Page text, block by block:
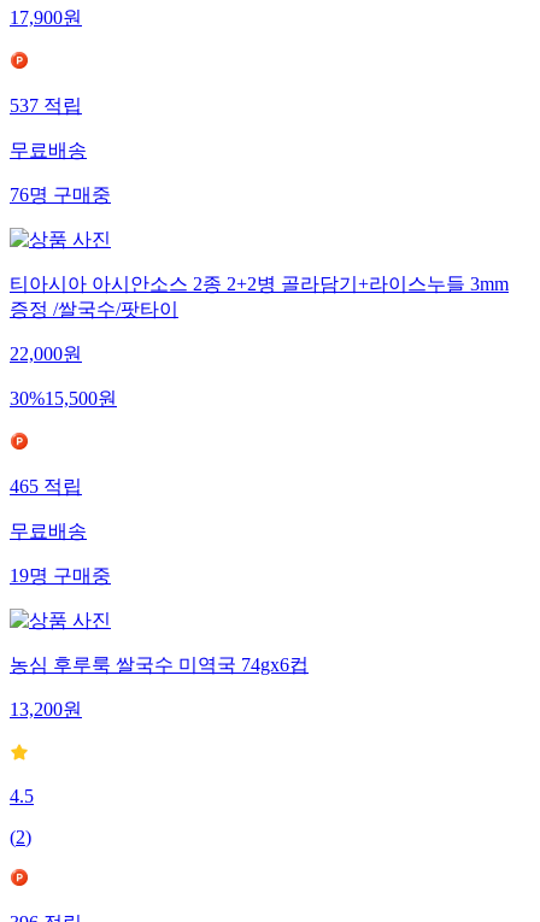
17,900원
537 적립
무료배송
76명 구매중
티아시아 아시안소스 2종 2+2병 골라담기+라이스누들 3mm
증정 /쌀국수/팟타이
22,000원
30%15,500원
465 적립
무료배송
19명 구매중
농심 후루룩 쌀국수 미역국 74gx6컵
13,200원
4.5
(2)